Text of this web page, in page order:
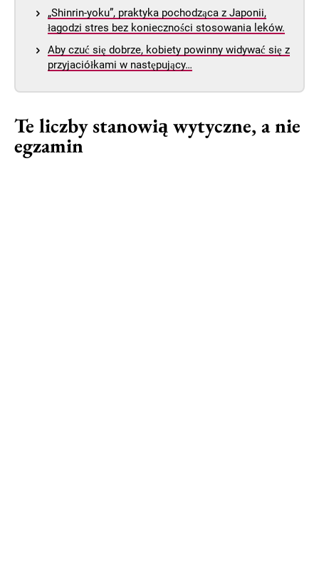
„Shinrin-yoku”, praktyka pochodząca z Japonii,
łagodzi stres bez konieczności stosowania leków.
Aby czuć się dobrze, kobiety powinny widywać się z
przyjaciółkami w następujący…
Te liczby stanowią wytyczne, a nie
egzamin